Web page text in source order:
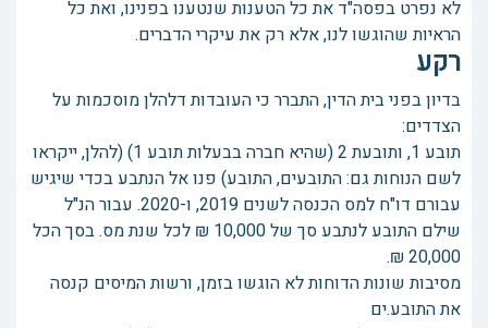
לא נפרט בפסה"ד את כל הטענות שנטענו בפנינו, ואת כל
הראיות שהוגשו לנו, אלא רק את עיקרי הדברים.
רקע
בדיון בפני בית הדין, התברר כי העובדות דלהלן מוסכמות על
הצדדים:
תובע 1, ותובעת 2 (שהיא חברה בבעלות תובע 1) (להלן, ייקראו
לשם הנוחות גם: התובעים, התובע) פנו אל הנתבע בכדי שיגיש
עבורם דו"ח למס הכנסה לשנים 2019, ו-2020. עבור הנ"ל
שילם התובע לנתבע סך של 10,000 ₪ לכל שנת מס. בסך הכל
20,000 ₪.
מסיבות שונות הדוחות לא הוגשו בזמן, ורשות המיסים קנסה
את התובע.ים